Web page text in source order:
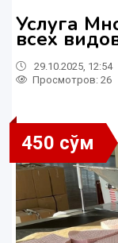
Услуга
всех
29.10.2025, 12:54
Просмотров: 26
450 сўм